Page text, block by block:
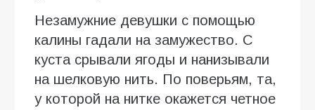
Незамужние девушки с помощью
калины гадали на замужество. С
куста срывали ягоды и нанизывали
на шелковую нить. По поверьям, та,
у которой на нитке окажется четное